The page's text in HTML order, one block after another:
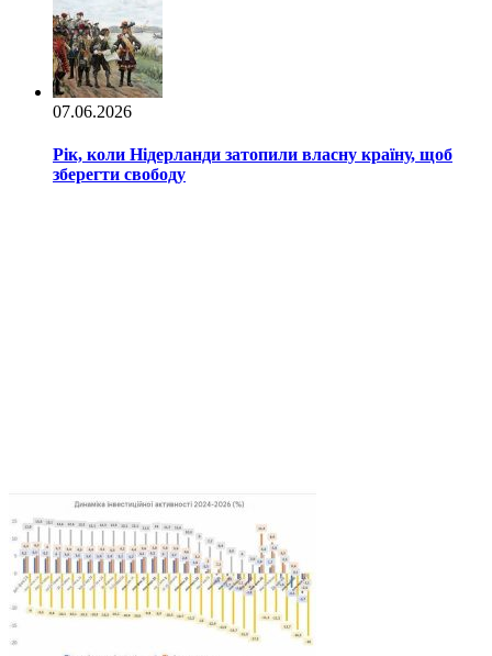
07.06.2026
Рік, коли Нідерланди затопили власну країну, щоб
зберегти свободу